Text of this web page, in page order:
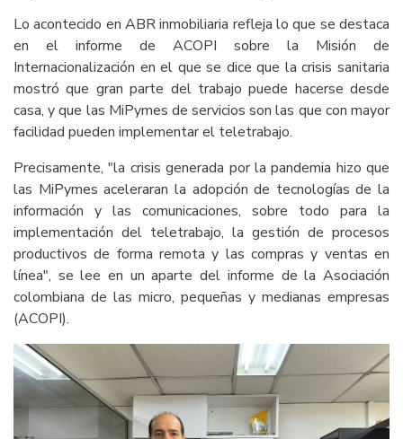
Lo acontecido en ABR inmobiliaria refleja lo que se destaca
en el informe de ACOPI sobre la Misión de
Internacionalización en el que se dice que la crisis sanitaria
mostró que gran parte del trabajo puede hacerse desde
casa, y que las MiPymes de servicios son las que con mayor
facilidad pueden implementar el teletrabajo.
Precisamente, "la crisis generada por la pandemia hizo que
las MiPymes aceleraran la adopción de tecnologías de la
información y las comunicaciones, sobre todo para la
implementación del teletrabajo, la gestión de procesos
productivos de forma remota y las compras y ventas en
línea", se lee en un aparte del informe de la Asociación
colombiana de las micro, pequeñas y medianas empresas
(ACOPI).